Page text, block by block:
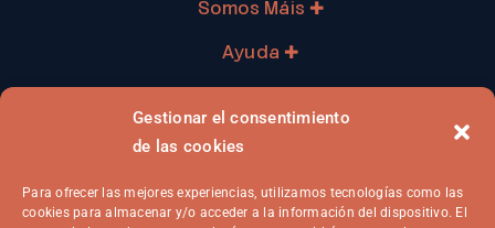
Gestionar el consentimiento
de las cookies
Para ofrecer las mejores experiencias, utilizamos tecnologías como las
cookies para almacenar y/o acceder a la información del dispositivo. El
Somos Máis ✚
Ayuda ✚
Ya soy cliente ✚